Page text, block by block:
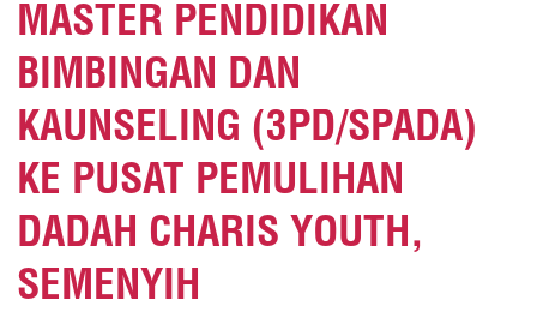
MASTER PENDIDIKAN
BIMBINGAN DAN
KAUNSELING (3PD/SPADA)
KE PUSAT PEMULIHAN
DADAH CHARIS YOUTH,
SEMENYIH